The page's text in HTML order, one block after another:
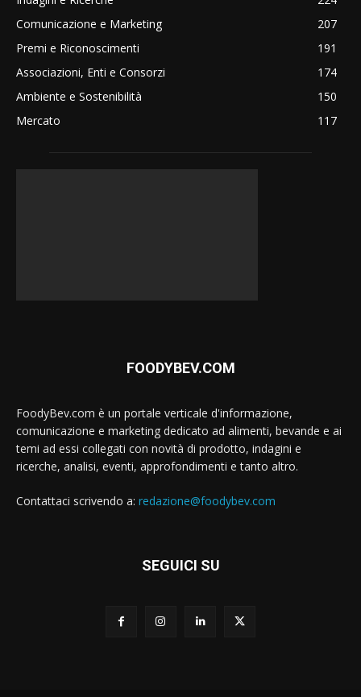
Comunicazione e Marketing
207
Premi e Riconoscimenti
191
Associazioni, Enti e Consorzi
174
Ambiente e Sostenibilità
150
Mercato
117
FOODYBEV.COM
FoodyBev.com è un portale verticale d'informazione,
comunicazione e marketing dedicato ad alimenti, bevande e ai
temi ad essi collegati con novità di prodotto, indagini e
ricerche, analisi, eventi, approfondimenti e tanto altro.
Contattaci scrivendo a: redazione@foodybev.com
SEGUICI SU